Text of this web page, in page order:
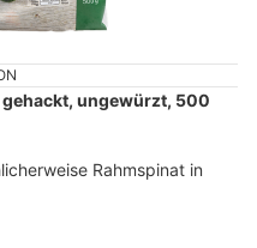
ungewürzt, 500
Rahmspinat in